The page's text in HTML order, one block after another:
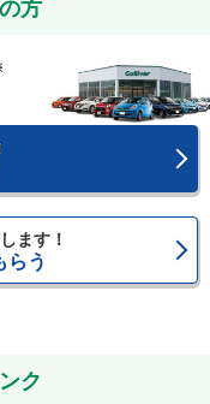
方
ます！
らう
ク